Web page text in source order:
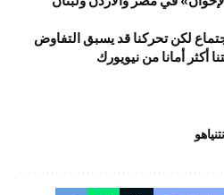
لكن تحركنا قد يسبق التفاوض
أكثر أمانا من نيويورك